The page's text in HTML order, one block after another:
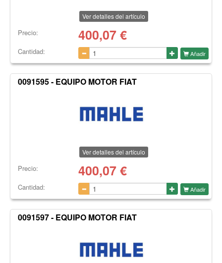
Ver detalles del artículo
Precio: 400,07€
Cantidad: Añadir
0091595 - EQUIPO MOTOR FIAT
Ver detalles del artículo
Precio: 400,07€
Cantidad: Añadir
0091597 - EQUIPO MOTOR FIAT